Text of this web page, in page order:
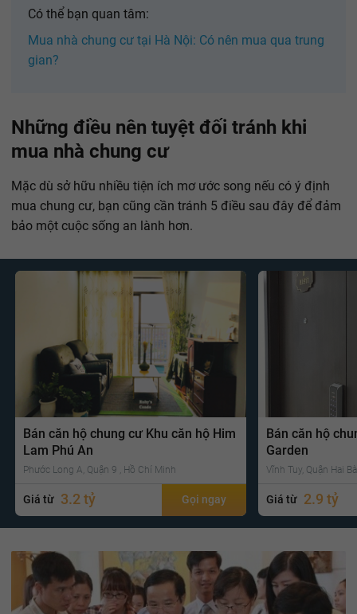
Có thể bạn quan tâm:
Mua nhà chung cư tại Hà Nội: Có nên mua qua trung
gian?
Những điều nên tuyệt đối tránh khi
mua nhà chung cư
Mặc dù sở hữu nhiều tiện ích mơ ước song nếu có ý định
mua chung cư, bạn cũng cần tránh 5 điều sau đây để đảm
bảo một cuộc sống an lành hơn.
Bán căn hộ chung cư Khu căn hộ Him
Lam Phú An
Phước Long A, Quận 9 , Hồ Chí Minh
Giá từ 3.2 tỷ Gọi ngay
Bán căn hộ
Garden
Vĩnh Tuy, Quận Hai
Giá từ 2.9 tỷ